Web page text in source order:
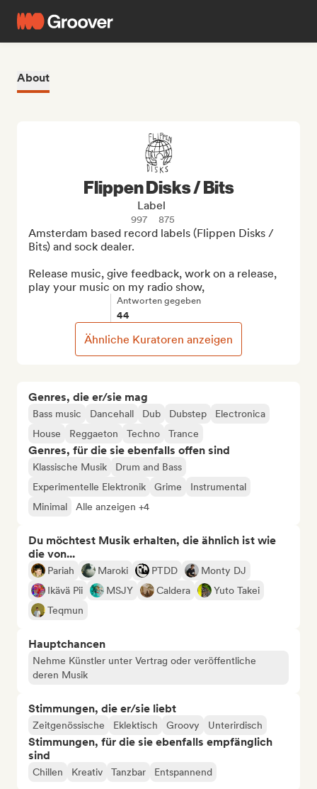
About
Genres, die er/sie mag
Bass music Dancehall Dub Dubstep
Electronica
House
Reggaeton Techno Trance
Genres, für die sie ebenfalls offen sind
Klassische Musik
Drum and Bass
Experimentelle Elektronik
Grime
Instrumental
Minimal
Alle anzeigen +4
Du möchtest Musik erhalten, die ähnlich ist wie
die von...
Pariah Maroki PTDD
Monty DJ
Ikävä Pii
MSJY Caldera
Yuto Takei
Teqmun
Hauptchancen
Nehme Künstler unter Vertrag oder veröffentliche
deren Musik
Stimmungen, die er/sie liebt
Zeitgenössische Eklektisch Groovy Unterirdisch
Stimmungen, für die sie ebenfalls empfänglich
sind
Chillen Kreativ Tanzbar Entspannend
Flippen Disks / Bits
Label
997 875
Amsterdam based record labels (Flippen Disks /
Bits) and sock dealer.
Release music, give feedback, work on a release,
play your music on my radio show,
Antworten gegeben
44
Ähnliche Kuratoren anzeigen